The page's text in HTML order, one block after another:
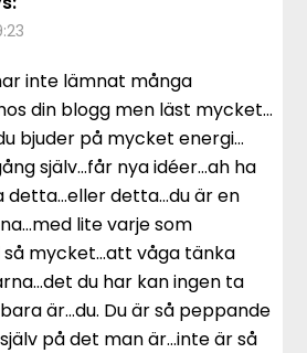
inte lämnat många
din blogg men läst mycket…
bjuder på mycket energi…
själv…får nya idéer…ah ha
detta…eller detta…du är en
lite varje som
mycket…att våga tänka
du har kan ingen ta
är…du. Du är så peppande
på det man är…inte är så